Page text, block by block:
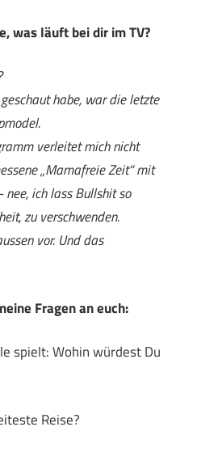
was läuft bei dir im TV?
habe, war die letzte
verleitet mich nicht
„Mamafreie Zeit“ mit
ich lass Bullshit so
zu verschwenden.
vor. Und das
Fragen an euch:
spielt: Wohin würdest Du
Reise?